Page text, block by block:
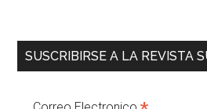
SUSCRIBIRSE A LA REVISTA